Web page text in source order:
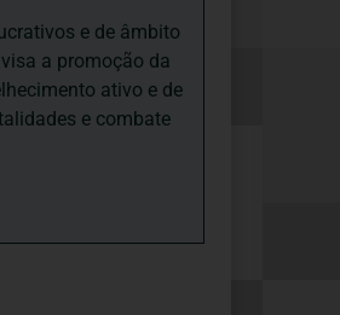
e de âmbito
a promoção da
ativo e de
e combate